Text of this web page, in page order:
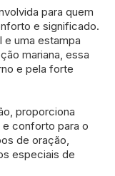
para quem
e significado.
e uma estampa
mariana, essa
e pela forte
proporciona
conforto para o
de oração,
especiais de